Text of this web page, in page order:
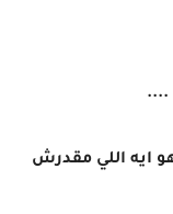
....
ايه اللي مقدرش